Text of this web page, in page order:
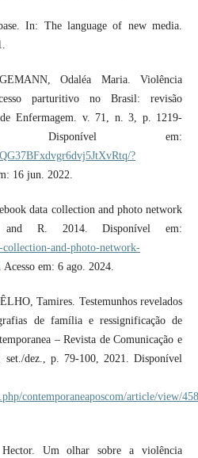
In: The language of new media.
Odaléa Maria. Violência
parturitivo no Brasil: revisão
Enfermagem. v. 71, n. 3, p. 1219-
Disponível em:
?
16 jun. 2022.
data collection and photo network
and R. 2014. Disponível em:
collection-and-photo-network-
Acesso em: 6 ago. 2024.
Tamires. Testemunhos revelados
de família e ressignificação de
– Revista de Comunicação e
dez., p. 79-100, 2021. Disponível
contemporaneaposcom/article/view/
Um olhar sobre a violência